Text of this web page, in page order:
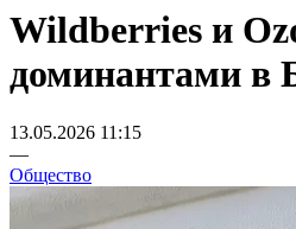
Wildberries и
доминантами в
13.05.2026 11:15
—
Общество